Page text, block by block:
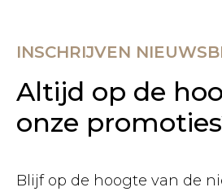
INSCHRIJVEN
Altijd op de
onze
Blijf op de hoogte van de